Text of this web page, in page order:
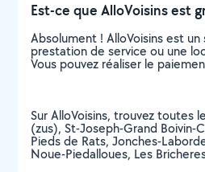
Est-ce que AlloVoisins est
Absolument ! AlloVoisins est
prestation de service ou une
Vous pouvez réaliser le
Sur AlloVoisins, trouvez toutes
(zus), St-Joseph-Grand Boivin-
Pieds de Rats, Jonches-
Noue-Piedalloues, Les